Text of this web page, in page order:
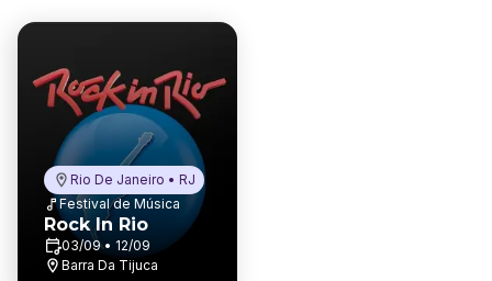
Rio De Janeiro • RJ
Festival de Música
Rock In Rio
03/09 • 12/09
Barra Da Tijuca